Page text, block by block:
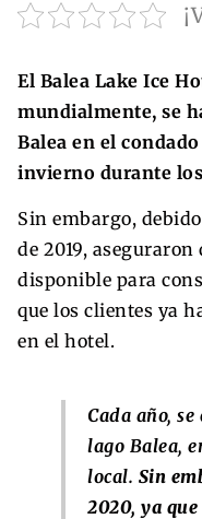
El Balea Lake Ice
mundialmente, se
Balea en el
invierno durante
Sin embargo,
de 2019,
disponible para
que los clientes ya
en el hotel.
Cada año,
lago Balea,
local. Sin
2020, ya